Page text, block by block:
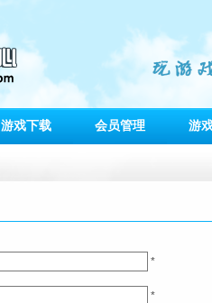
游戏下载 会员管理 游
*
*